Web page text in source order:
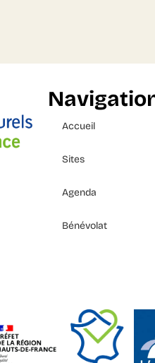
Accueil
Sites
Agenda
Bénévolat